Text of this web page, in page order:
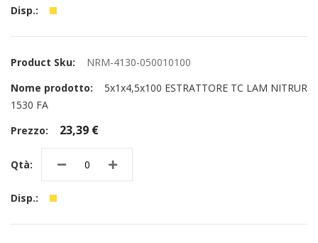
NRM-4130-050010100
5x1x4,5x100 ESTRATTORE TC LAM NITRUR
1530 FA
23,39 €